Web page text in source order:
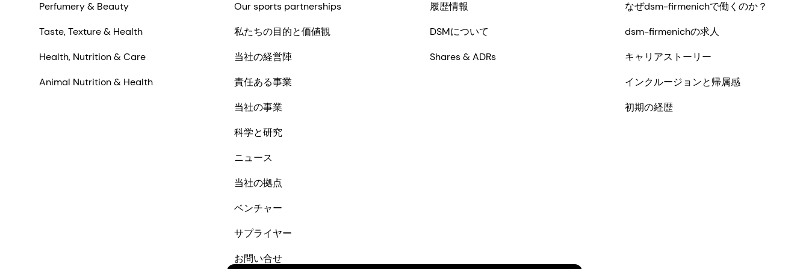
Perfumery & Beauty
Taste, Texture & Health
Health, Nutrition & Care
Animal Nutrition & Health
Our sports partnerships
私たちの目的と価値観
当社の経営陣
責任ある事業
当社の事業
科学と研究
ニュース
当社の拠点
ベンチャー
サプライヤー
お問い合せ
履歴情報
DSMについて
Shares & ADRs
なぜdsm-firmenichで働くのか？
dsm-firmenichの求人
キャリアストーリー
インクルージョンと帰属感
初期の経歴